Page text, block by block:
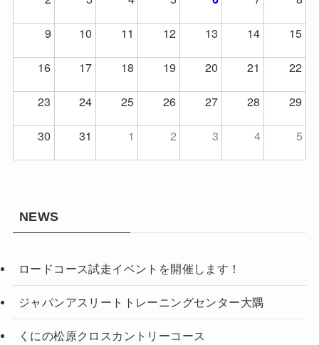
9
10 11 12 13 14
15
16
17 18 19 20 21
22
23
24 25 26 27 28
29
30
31 1 2 3 4 5
NEWS
ロードコース試走イベントを開催します！
ジャパンアスリートトレーニングセンター大隅
くにの松原クロスカントリーコース